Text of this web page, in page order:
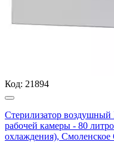
Код: 21894
Стерилизатор
рабочей камеры - 80
охлаждения),